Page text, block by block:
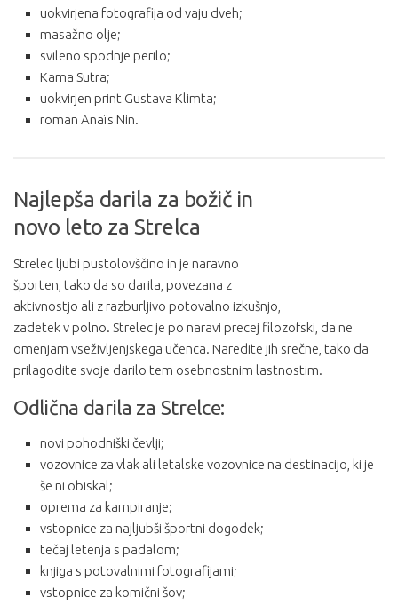
uokvirjena fotografija od vaju dveh;
masažno olje;
svileno spodnje perilo;
Kama Sutra;
uokvirjen print Gustava Klimta;
roman Anaïs Nin.
Najlepša darila za božič in
novo leto za Strelca
Strelec ljubi pustolovščino in je naravno
športen, tako da so darila, povezana z
aktivnostjo ali z razburljivo potovalno izkušnjo,
zadetek v polno. Strelec je po naravi precej filozofski, da ne
omenjam vseživljenjskega učenca. Naredite jih srečne, tako da
prilagodite svoje darilo tem osebnostnim lastnostim.
Odlična darila za Strelce:
novi pohodniški čevlji;
vozovnice za vlak ali letalske vozovnice na destinacijo, ki je
še ni obiskal;
oprema za kampiranje;
vstopnice za najljubši športni dogodek;
tečaj letenja s padalom;
knjiga s potovalnimi fotografijami;
vstopnice za komični šov;